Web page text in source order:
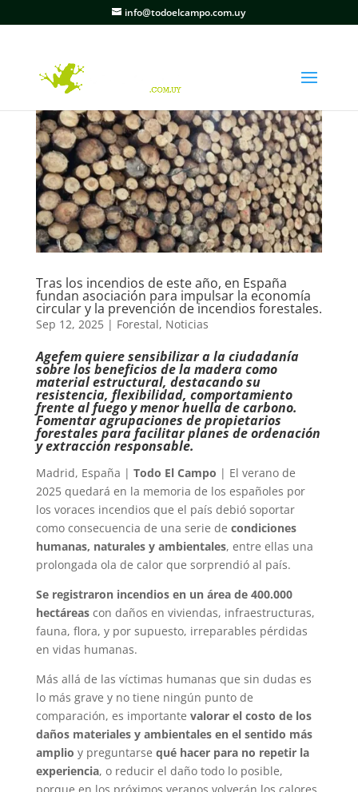
info@todoelcampo.com.uy
Tras los incendios de este año, en España
fundan asociación para impulsar la economía
circular y la prevención de incendios forestales.
Sep 12, 2025| Forestal, Noticias
Agefem quiere sensibilizar a la ciudadanía
sobre los beneficios de la madera como
material estructural, destacando su
resistencia, flexibilidad, comportamiento
frente al fuego y menor huella de carbono.
Fomentar agrupaciones de propietarios
forestales para facilitar planes de ordenación
y extracción responsable.
Madrid, España | Todo El Campo | El verano de
2025 quedará en la memoria de los españoles por
los voraces incendios que el país debió soportar
como consecuencia de una serie de condiciones
humanas, naturales y ambientales, entre ellas una
prolongada ola de calor que sorprendió al país.
Se registraron incendios en un área de 400.000
hectáreascon daños en viviendas, infraestructuras,
fauna, flora, y por supuesto, irreparables pérdidas
en vidas humanas.
Más allá de las víctimas humanas que sin dudas es
lo más grave y no tiene ningún punto de
comparación, es importante valorar el costo de los
daños materiales y ambientales en el sentido más
amplio y preguntarse qué hacer para no repetir la
experiencia, o reducir el daño todo lo posible,